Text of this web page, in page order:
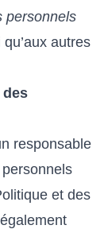
personnels
autres
responsable
et des